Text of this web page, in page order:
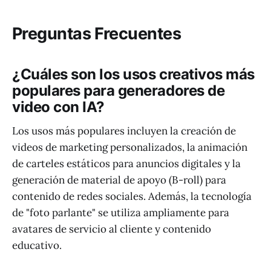
Preguntas Frecuentes
¿Cuáles son los usos creativos más
populares para generadores de
video con IA?
Los usos más populares incluyen la creación de
videos de marketing personalizados, la animación
de carteles estáticos para anuncios digitales y la
generación de material de apoyo (B-roll) para
contenido de redes sociales. Además, la tecnología
de "foto parlante" se utiliza ampliamente para
avatares de servicio al cliente y contenido
educativo.